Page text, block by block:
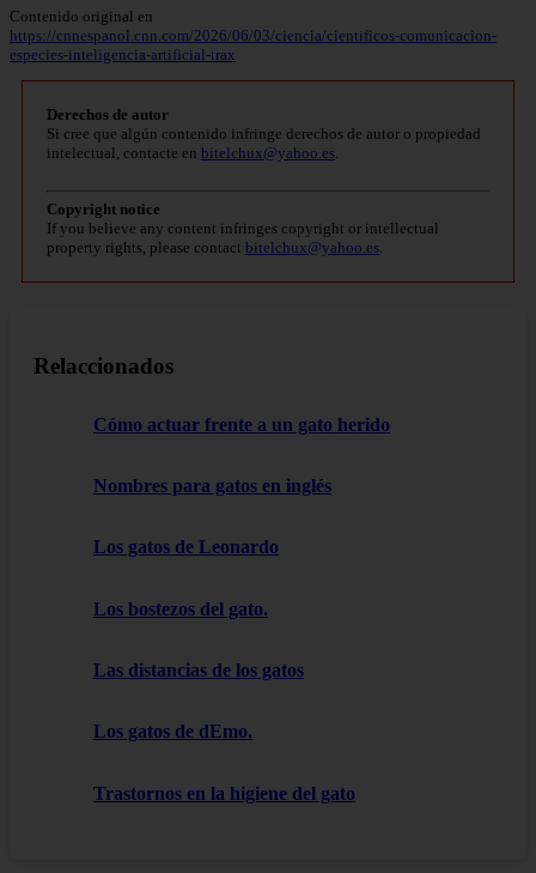
Contenido original en
https://cnnespanol.cnn.com/2026/06/03/ciencia/cientificos-comunicacion-
especies-inteligencia-artificial-trax
Derechos de autor
Si cree que algún contenido infringe derechos de autor o propiedad
intelectual, contacte en bitelchux@yahoo.es.
Copyright notice
If you believe any content infringes copyright or intellectual
property rights, please contact bitelchux@yahoo.es.
Relaccionados
Cómo actuar frente a un gato herido
Nombres para gatos en inglés
Los gatos de Leonardo
Los bostezos del gato.
Las distancias de los gatos
Los gatos de dEmo.
Trastornos en la higiene del gato